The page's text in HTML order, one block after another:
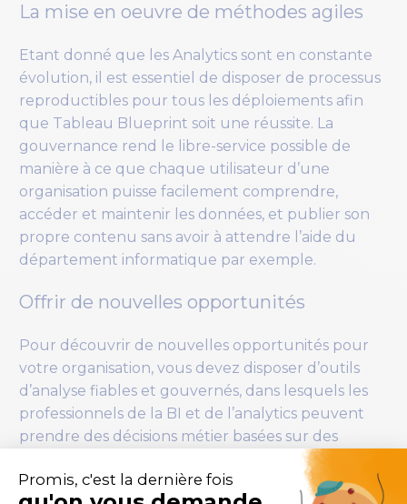
La mise en oeuvre de méthodes agiles
Etant donné que les Analytics sont en constante
évolution, il est essentiel de disposer de processus
reproductibles pour tous les déploiements afin
que Tableau Blueprint soit une réussite. La
gouvernance rend le libre-service possible de
manière à ce que chaque utilisateur d’une
organisation puisse facilement comprendre,
accéder et maintenir les données, et publier son
propre contenu sans avoir à attendre l’aide du
département informatique par exemple.
Offrir de nouvelles opportunités
Pour découvrir de nouvelles opportunités pour
votre organisation, vous devez disposer d’outils
d’analyse fiables et gouvernés, dans lesquels les
professionnels de la BI et de l’analytics peuvent
prendre des décisions métier basées sur des